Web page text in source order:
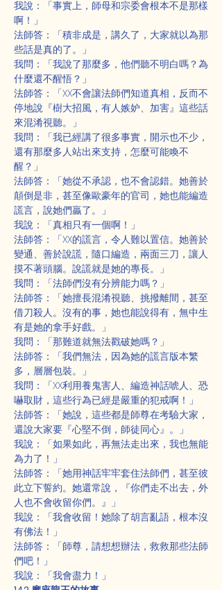
我說：「事實上，師母和宗委會根本不是那樣
啊！」
法師答：「積非成是，講久了，大家就以為那
些話是真的了。」
我問：「我說了那麼多，他們聽不明白嗎？為
什麼還不醒悟？」
法師答：「XX不會讓法師們知道真相，反而不
停地說『樹大招風，有人嫉妒、加害』這些話
來混淆視聽。」
我問：「我已經講了很多事實，開示也不少，
還有那麼多人站出來支持，怎麼可能喚不
醒？」
法師答：「她從不承認，也不會認錯。她善於
顛倒是非，甚至像歐豪年的官司，她也能編造
謊言，說她們贏了。」
我說：「真相只有一個啊！」
法師答：「XX的謊言，令人難以置信。她善於
變通、善於說謊，隨口編造，兩面三刀，讓人
摸不著頭腦。說謊就是她的專長。」
我問：「法師們沒有分辨能力嗎？」
法師答：「她擅長混淆視聽、挑撥離間，甚至
借刀殺人。沒有的事，她也能說得有，無中生
有是她的拿手好戲。」
我問：「那難道就無法戳破她嗎？」
法師答：「我們無法，因為她的謊言版本繁
多，層層包裝。」
我問：「XX利用養鬼害人、編造神話唬人、恐
嚇取財，這些行為已經是嚴重的犯戒啊！」
法師答：「她說，這些都是師尊在考驗大家，
還說大家要『心堅不倒，師徒同心』。」
我說：「如果如此，再無法走出來，我也無能
為力了！」
法師答：「她用神話牢牢套住法師們，甚至彼
此立下誓約。她還常說，『你們走不出去，外
人也不會收留你們。』」
我說：「我會收留！她除了胡言亂語，根本沒
有佛法！」
法師答：「師尊，請想想辦法，救救那些法師
們吧！」
我說：「我會盡力！」